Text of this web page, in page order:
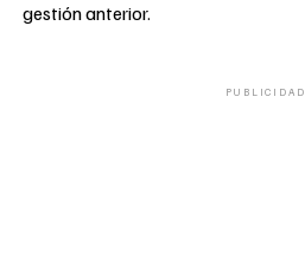
gestión anterior.
PUBLICIDAD